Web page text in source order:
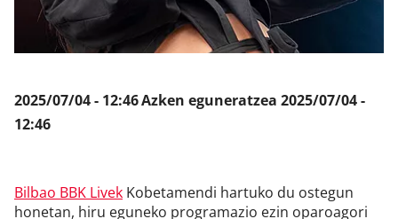
2025/07/04 - 12:46Azken eguneratzea 2025/07/04 -
12:46
Bilbao BBK Livek Kobetamendi hartuko du ostegun
honetan, hiru eguneko programazio ezin oparoagori